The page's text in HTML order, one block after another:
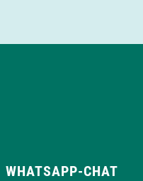
WHATSAPP-CHAT